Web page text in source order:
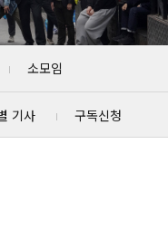
소모임
기사 구독신청